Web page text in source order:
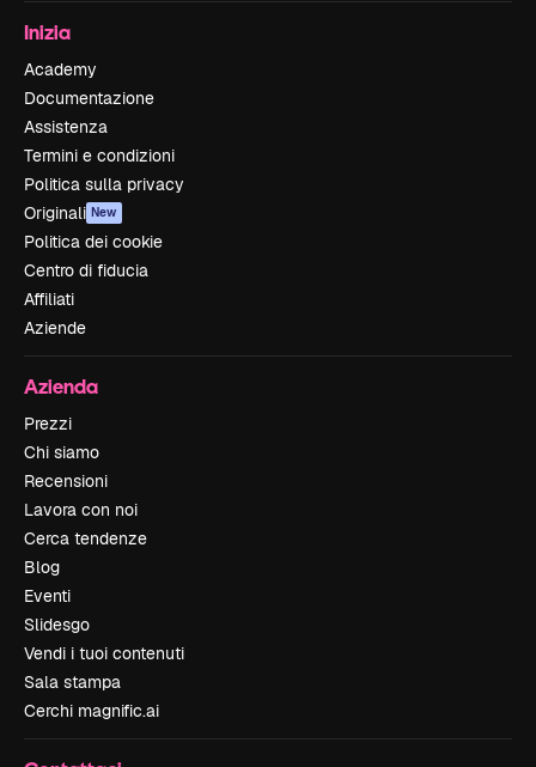
Inizia
Academy
Documentazione
Assistenza
Termini e condizioni
Politica sulla privacy
Originali New
Politica dei cookie
Centro di fiducia
Affiliati
Aziende
Azienda
Prezzi
Chi siamo
Recensioni
Lavora con noi
Cerca tendenze
Blog
Eventi
Slidesgo
Vendi i tuoi contenuti
Sala stampa
Cerchi magnific.ai